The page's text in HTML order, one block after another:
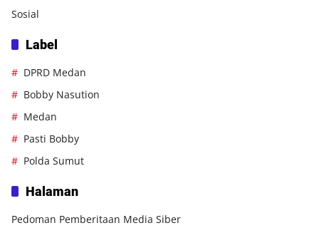
Sosial
Label
DPRD Medan
Bobby Nasution
Medan
Pasti Bobby
Polda Sumut
Halaman
Pedoman Pemberitaan Media Siber